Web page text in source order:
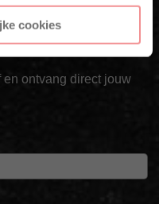
cookies
op je eerste
ontvang direct jouw